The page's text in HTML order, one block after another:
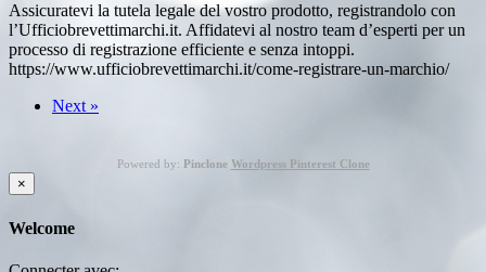
Assicuratevi la tutela legale del vostro prodotto, registrandolo con
l’Ufficiobrevettimarchi.it. Affidatevi al nostro team d’esperti per un
processo di registrazione efficiente e senza intoppi.
https://www.ufficiobrevettimarchi.it/come-registrare-un-marchio/
Next »
Powered by: Pinclone Wordpress Pinterest Clone
×
Welcome